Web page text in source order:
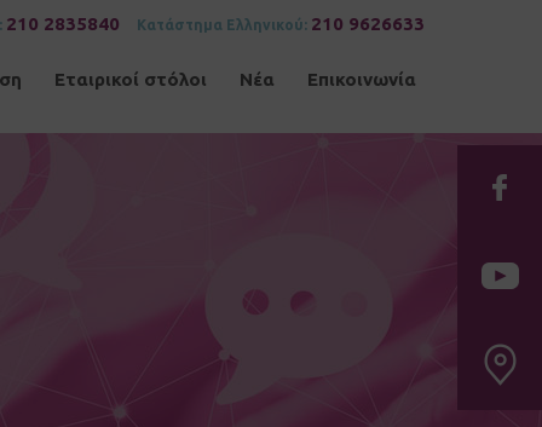
210 2835840 Κατάστημα Ελληνικού: 210 9626633
Εταιρικοί στόλοι Νέα Επικοινωνία